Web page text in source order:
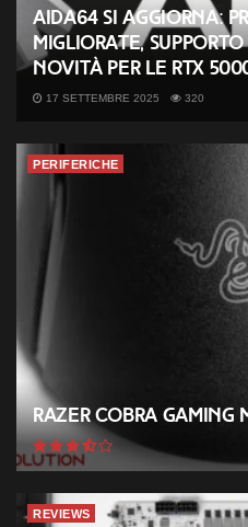
AIDA64 si aggiorna:
migliorate,
novità per le RTX
17 SETTEMBRE 2025 320
PERIFERICHE
Razer Cobra Gaming
REVIEWS